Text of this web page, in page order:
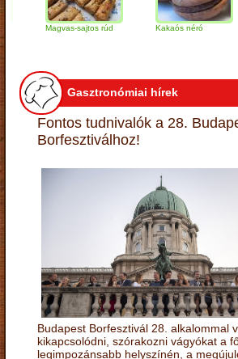
Magvas-sajtos rúd Kakaós néró
Gasztronómiai hírek
Fontos tudnivalók a 28.
Borfesztiválhoz!
Budapest Borfesztivál 28. alkalommal
kikapcsolódni, szórakozni vágyókat a
legimpozánsabb helyszínén, a